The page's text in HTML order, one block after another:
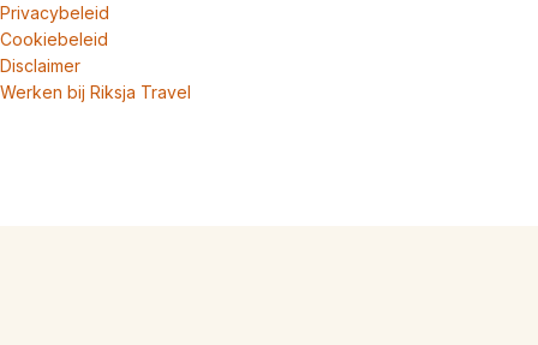
Privacybeleid
Cookiebeleid
Disclaimer
Werken bij Riksja Travel